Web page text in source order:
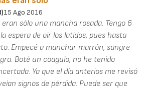
15 Ago 2016
sólo una mancha rosada. Tengo 6
espera de oir los latidos, pues hasta
Empecé a manchar marrón, sangre
Boté un coagulo, no he tenido
Ya que el día anterios me revisó
signos de pérdida. Puede ser que